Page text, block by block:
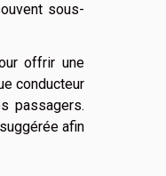
sous-
offrir une
conducteur
passagers.
afin